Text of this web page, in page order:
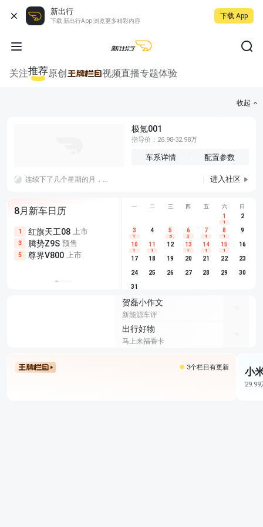
新出行
下载 新出行App 浏览更多精彩内容
下载 App
关注推荐原创 视频直播专题体验
收起
极氪001
指导价：26.98-32.98万
车系详情 配置参数
连续下了几个星期的月，现在暴晒一个星期再继续下雨，这谁能受得了，车的电耗也忽高忽低，还补了一次胎，难搞哦。 进入社区
8月新车日历
1 红旗天工08 上市
3 腾势Z9S 预售
5 尊界V800 上市
尊界V680 上市
享界G9 预售
别克至境L7 预售
埃安
长城H10
深蓝S05
一 二 三 四 五 六 日
1
1
2
3
1
4 5
6
6
3
7
1
8
1
9
10
1
11
1
12 13
1
14
1
15
1
16
17 18 19 20 21 22 23
24 25 26 27 28 29 30
31
贺磊小作文
新能源车评
出行好物
马上来福香卡
3个栏目有更新 小
29.99